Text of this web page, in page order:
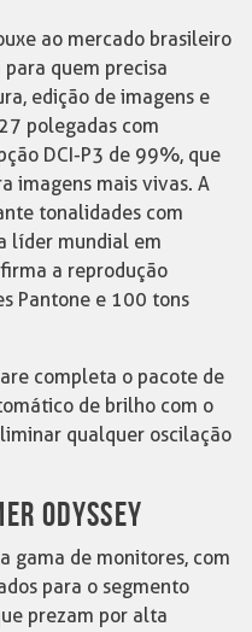
ao mercado brasileiro
para quem precisa
edição de imagens e
polegadas com
DCI-P3 de 99%, que
imagens mais vivas. A
tonalidades com
líder mundial em
a reprodução
Pantone e 100 tons
completa o pacote de
de brilho com o
qualquer oscilação
ODYSSEY
gama de monitores, com
para o segmento
prezam por alta